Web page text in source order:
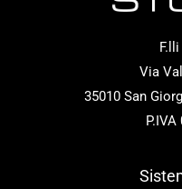
Via
35010 San